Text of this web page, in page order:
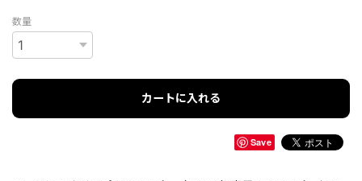
数量
カートに入れる
Save